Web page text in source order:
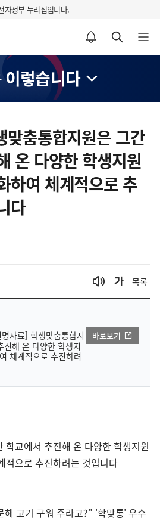
자정부 누리집입니다.
알림설정 바로가기 검색 바로가기 메뉴 열기
이렇습니다
춤통합지원은 그간
온 다양한 학생지원
하여 체계적으로 추
다
목록
자료] 학생맞춤통합지
해 온 다양한 학생지
체계적으로 추진하려
바로보기
학교에서 추진해 온 다양한 학생지원
적으로 추진하려는 것입니다
고기 구워 주라고?" '학맞통' 우수